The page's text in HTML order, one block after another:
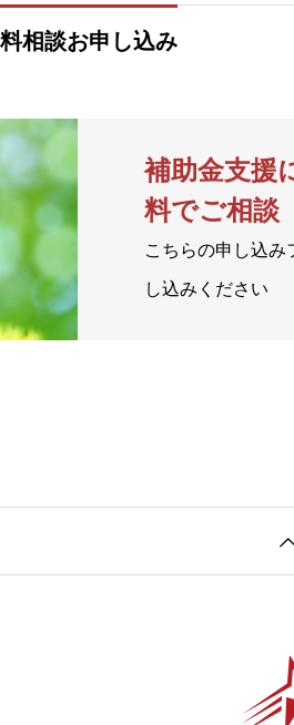
相談お申し込み
補助金支援
料でご相談
こちらの申し込み
し込みください